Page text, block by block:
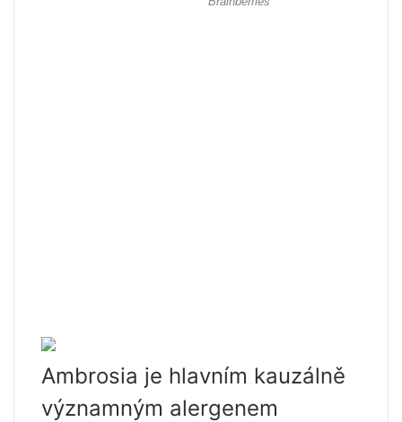
Ambrosia je hlavním kauzálně
významným alergenem